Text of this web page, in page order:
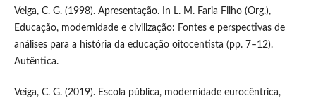
Veiga, C. G. (1998). Apresentação. In L. M. Faria Filho (Org.),
Educação, modernidade e civilização: Fontes e perspectivas de
análises para a história da educação oitocentista (pp. 7–12).
Autêntica.
Veiga, C. G. (2019). Escola pública, modernidade eurocêntrica,